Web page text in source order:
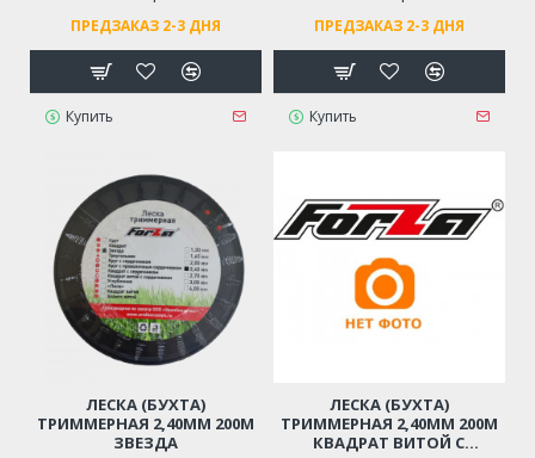
ПРЕДЗАКАЗ 2-3 ДНЯ
Купить
ПРЕДЗАКАЗ 2-3 ДНЯ
Купить
ЛЕСКА (БУХТА)
ТРИММЕРНАЯ 2,40ММ 200М
ЗВЕЗДА
ЛЕСКА (БУХТА)
ТРИММЕРНАЯ 2,40ММ 200М
КВАДРАТ ВИТОЙ С